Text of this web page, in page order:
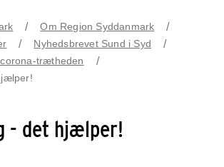
Om Region Syddanmark
Nyhedsbrevet Sund i Syd
trætheden
- det hjælper!